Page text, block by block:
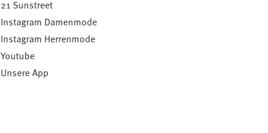
21 Sunstreet
Instagram Damenmode
Instagram Herrenmode
Youtube
Unsere App